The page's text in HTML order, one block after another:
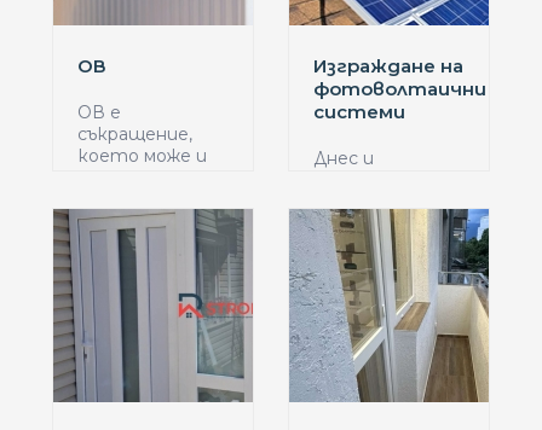
ОВ
ОВ е
съкращение,
което може и
Изграждане на
фотоволтаични
системи
Днес и
системи е ...